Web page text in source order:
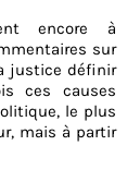
encore à
sur
justice définir
ces causes
le plus
mais à partir